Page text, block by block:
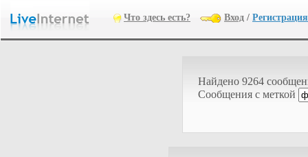
Что здесь есть? Вход / Регистрация
Найдено 9264
Cообщения с меткой